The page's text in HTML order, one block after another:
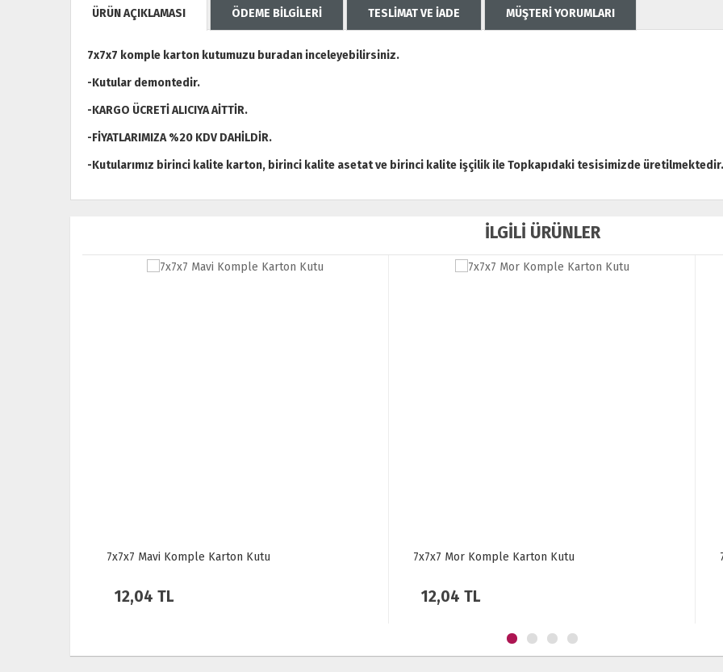
ÜRÜN AÇIKLAMASI ÖDEME BİLGİLERİ TESLİMAT VE İADE MÜŞTERİ YORUMLARI
7x7x7 komple karton kutumuzu buradan inceleyebilirsiniz.
-Kutular demontedir.
-KARGO ÜCRETİ ALICIYA AİTTİR.
-FİYATLARIMIZA %20 KDV DAHİLDİR.
-Kutularımız birinci kalite karton, birinci kalite asetat ve birinci kalite işçilik ile Topkapıdaki tesisimizde üretilmektedir.
İLGİLİ ÜRÜNLER
7x7x7 Mor Komple Karton Kutu
12,04 TL
7x7x7 Gold Komple Karton Kutu
14,42 TL